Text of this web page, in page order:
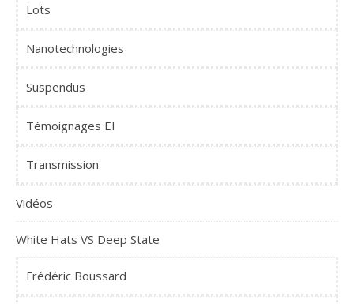
Lots
Nanotechnologies
Suspendus
Témoignages EI
Transmission
Vidéos
White Hats VS Deep State
Frédéric Boussard